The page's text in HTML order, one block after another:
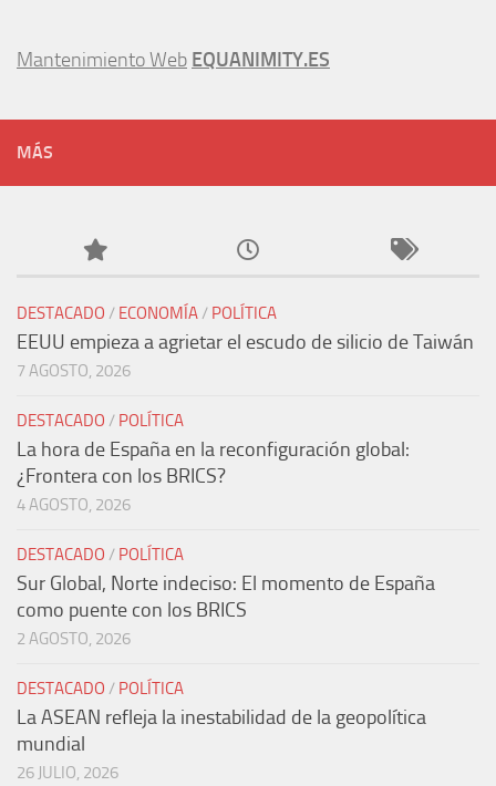
Mantenimiento Web EQUANIMITY.ES
MÁS
DESTACADO / ECONOMÍA/ POLÍTICA
EEUU empieza a agrietar el escudo de silicio de Taiwán
7 AGOSTO, 2026
DESTACADO / POLÍTICA
La hora de España en la reconfiguración global:
¿Frontera con los BRICS?
4 AGOSTO, 2026
DESTACADO / POLÍTICA
Sur Global, Norte indeciso: El momento de España
como puente con los BRICS
2 AGOSTO, 2026
DESTACADO / POLÍTICA
La ASEAN refleja la inestabilidad de la geopolítica
mundial
26 JULIO, 2026